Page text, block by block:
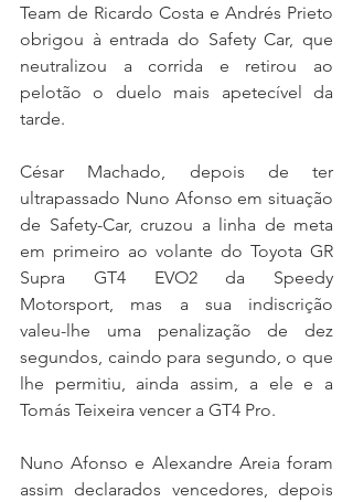
Team de Ricardo Costa e Andrés Prieto
obrigou à entrada do Safety Car, que
neutralizou a corrida e retirou ao
pelotão o duelo mais apetecível da
tarde.
César Machado, depois de ter
ultrapassado Nuno Afonso em situação
de Safety-Car, cruzou a linha de meta
em primeiro ao volante do Toyota GR
Supra GT4 EVO2 da Speedy
Motorsport, mas a sua indiscrição
valeu-lhe uma penalização de dez
segundos, caindo para segundo, o que
lhe permitiu, ainda assim, a ele e a
Tomás Teixeira vencer a GT4 Pro.
Nuno Afonso e Alexandre Areia foram
assim declarados vencedores, depois